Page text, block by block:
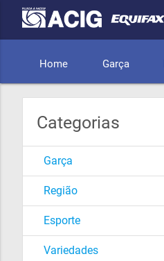
Home Garça
Categorias
Garça
Região
Esporte
Variedades